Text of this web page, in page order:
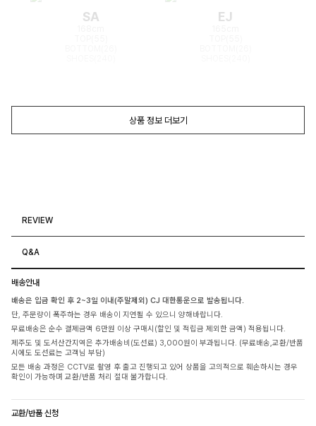
SA EJ
상품 정보 더보기
REVIEW
Q&A
배송안내
배송은 입금 확인 후 2~3일 이내(주말제외) CJ 대한통운으로 발송됩니다.
단, 주문량이 폭주하는 경우 배송이 지연될 수 있으니 양해바랍니다.
무료배송은 순수 결제금액 6만원 이상 구매시(할인 및 적립금 제외한 금액) 적용됩니다.
제주도 및 도서산간지역은 추가배송비(도선료) 3,000원이 부과됩니다. (무료배송,교환/반품
시에도 도선료는 고객님 부담)
모든 배송 과정은 CCTV로 촬영 후 출고 진행되고 있어 상품을 고의적으로 훼손하시는 경우
확인이 가능하며 교환/반품 처리 절대 불가합니다.
교환/반품 신청